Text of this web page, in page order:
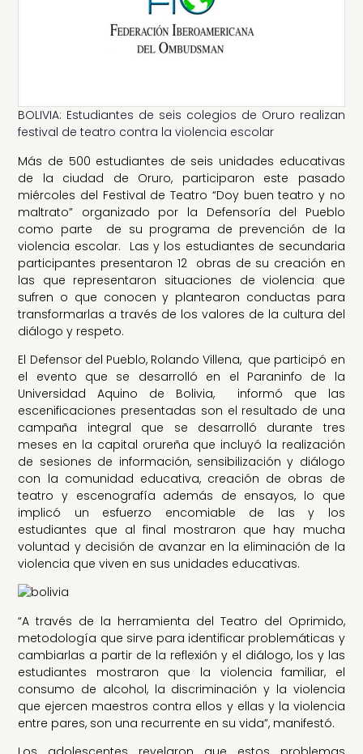
BOLIVIA: Estudiantes de seis colegios de Oruro realizan
festival de teatro contra la violencia escolar
Más de 500 estudiantes de seis unidades educativas
de la ciudad de Oruro, participaron este pasado
miércoles del Festival de Teatro “Doy buen teatro y no
maltrato” organizado por la Defensoría del Pueblo
como parte de su programa de prevención de la
violencia escolar. Las y los estudiantes de secundaria
participantes presentaron 12 obras de su creación en
las que representaron situaciones de violencia que
sufren o que conocen y plantearon conductas para
transformarlas a través de los valores de la cultura del
diálogo y respeto.
El Defensor del Pueblo, Rolando Villena, que participó en
el evento que se desarrolló en el Paraninfo de la
Universidad Aquino de Bolivia, informó que las
escenificaciones presentadas son el resultado de una
campaña integral que se desarrolló durante tres
meses en la capital orureña que incluyó la realización
de sesiones de información, sensibilización y diálogo
con la comunidad educativa, creación de obras de
teatro y escenografía además de ensayos, lo que
implicó un esfuerzo encomiable de las y los
estudiantes que al final mostraron que hay mucha
voluntad y decisión de avanzar en la eliminación de la
violencia que viven en sus unidades educativas.
“A través de la herramienta del Teatro del Oprimido,
metodología que sirve para identificar problemáticas y
cambiarlas a partir de la reflexión y el diálogo, los y las
estudiantes mostraron que la violencia familiar, el
consumo de alcohol, la discriminación y la violencia
que ejercen maestros contra ellos y ellas y la violencia
entre pares, son una recurrente en su vida”, manifestó.